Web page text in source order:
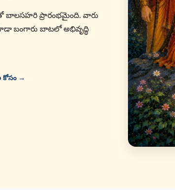
బాలసహరి ప్రారంభమైంది. వారు
బంగారు బాటలో అభివృద్ధి
కోసం →